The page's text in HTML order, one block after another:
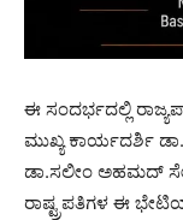
ಈ ಸಂದರ್ಭದಲ್ಲಿ
ಮುಖ್ಯ ಕಾರ್ಯದರ್ಶಿ
ಡಾ.ಸಲೀಂ ಅಹಮದ್
ರಾಷ್ಟ್ರಪತಿಗಳ ಈ